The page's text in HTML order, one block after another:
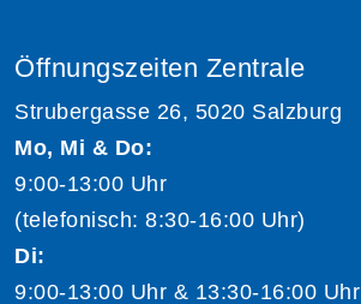
Öffnungszeiten Zentrale
Strubergasse 26, 5020 Salzburg
Mo, Mi & Do:
9:00-13:00 Uhr
(telefonisch: 8:30-16:00 Uhr)
Di:
9:00-13:00 Uhr & 13:30-16:00 Uhr